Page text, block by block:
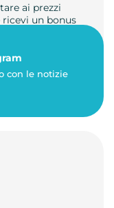
ai prezzi
ricevi un bonus
con le notizie